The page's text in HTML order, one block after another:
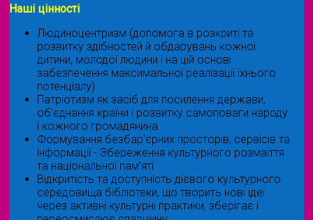
Наші цінності
Людиноцентризм (допомога в розкриті та
розвитку здібностей й обдарувань кожної
дитини, молодої людини і на цій основі
забезпечення максимальної реалізації їхнього
потенціалу)
Патріотизм як засіб для посилення держави,
об'єднання країни і розвитку самоповаги народу
і кожного громадянина
Формування безбар’єрних просторів, сервісів та
інформації - Збереження культурного розмаїття
та національної пам’яті
Відкритість та доступність дієвого культурного
середовища бібліотеки, що творить нові ідеї
через активні культурні практики, зберігає і